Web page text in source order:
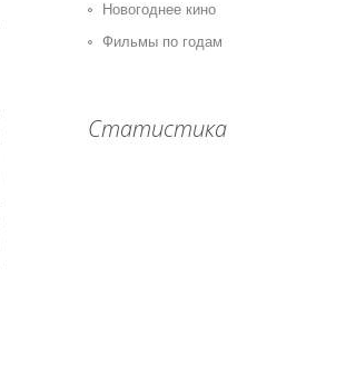
Новогоднее кино
Фильмы по годам
Статистика